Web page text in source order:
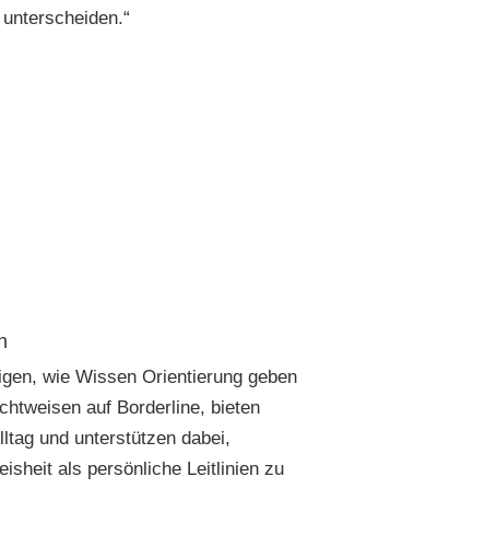
wie Wissen Orientierung geben
auf Borderline, bieten
und unterstützen dabei,
als persönliche Leitlinien zu